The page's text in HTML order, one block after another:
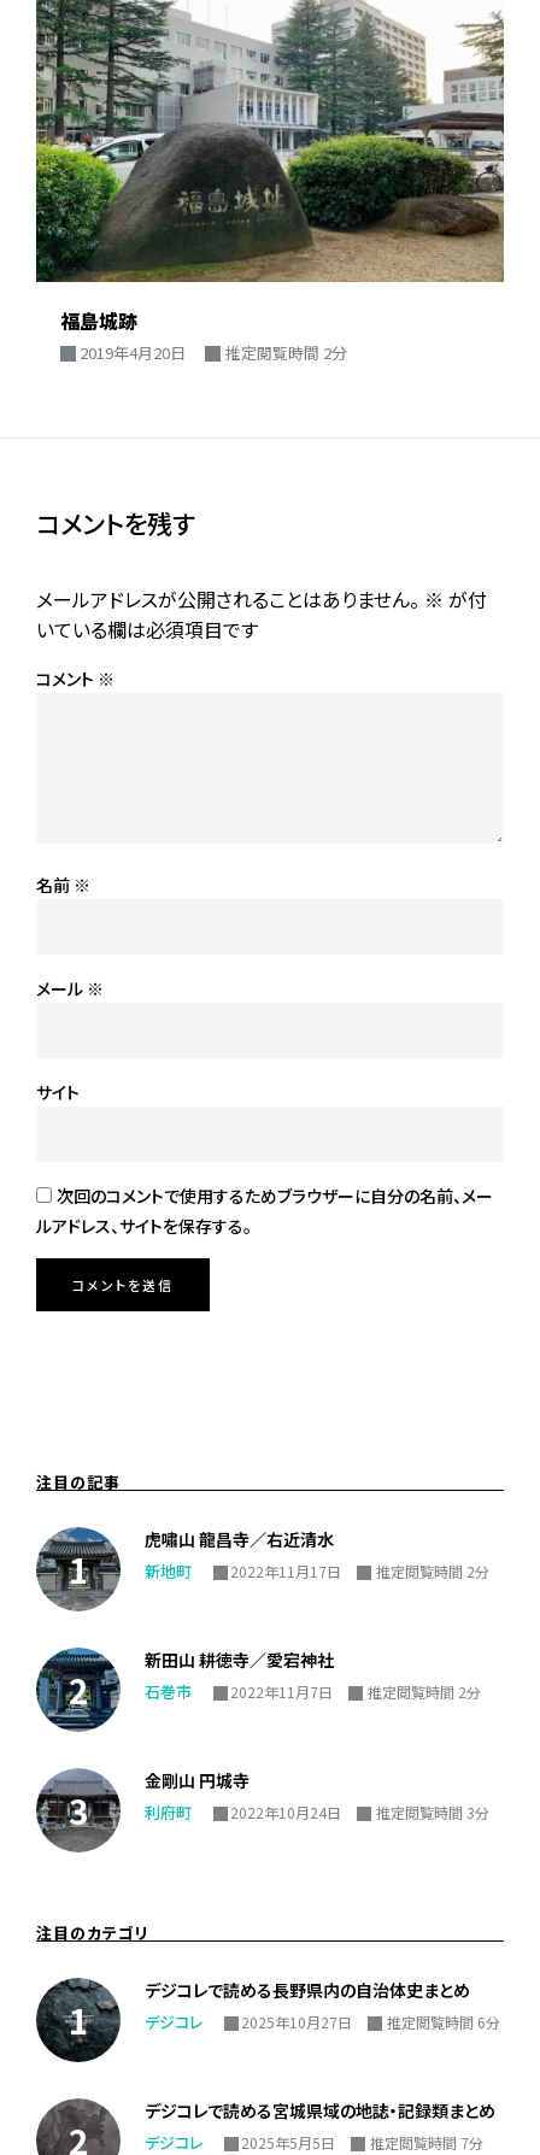
福島城跡
2019年4月20日 推定閲覧時間 2分
コメントを残す
メールアドレスが公開されることはありません。 ※ が付
いている欄は必須項目です
コメント ※
名前 ※
メール ※
サイト
次回のコメントで使用するためブラウザーに自分の名前、メー
ルアドレス、サイトを保存する。
注目の記事
虎嘯山 龍昌寺／右近清水
新地町 2022年11月17日 推定閲覧時間 2分
新田山 耕徳寺／愛宕神社
石巻市 2022年11月7日 推定閲覧時間 2分
金剛山 円城寺
利府町 2022年10月24日 推定閲覧時間 3分
注目のカテゴリ
デジコレで読める長野県内の自治体史まとめ
デジコレ 2025年10月27日 推定閲覧時間 6分
デジコレで読める宮城県域の地誌・記録類まとめ
デジコレ 2025年5月5日 推定閲覧時間 7分